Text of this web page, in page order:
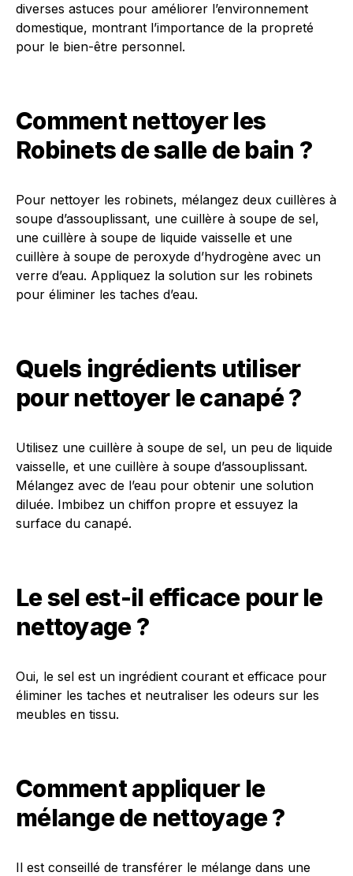
diverses astuces pour améliorer l’environnement
domestique, montrant l’importance de la propreté
pour le bien-être personnel.
Comment nettoyer les
Robinets de salle de bain ?
Pour nettoyer les robinets, mélangez deux cuillères à
soupe d’assouplissant, une cuillère à soupe de sel,
une cuillère à soupe de liquide vaisselle et une
cuillère à soupe de peroxyde d’hydrogène avec un
verre d’eau. Appliquez la solution sur les robinets
pour éliminer les taches d’eau.
Quels ingrédients utiliser
pour nettoyer le canapé ?
Utilisez une cuillère à soupe de sel, un peu de liquide
vaisselle, et une cuillère à soupe d’assouplissant.
Mélangez avec de l’eau pour obtenir une solution
diluée. Imbibez un chiffon propre et essuyez la
surface du canapé.
Le sel est-il efficace pour le
nettoyage ?
Oui, le sel est un ingrédient courant et efficace pour
éliminer les taches et neutraliser les odeurs sur les
meubles en tissu.
Comment appliquer le
mélange de nettoyage ?
Il est conseillé de transférer le mélange dans une